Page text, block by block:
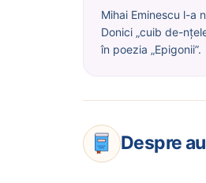
Mihai Eminescu l-a
Donici „cuib de-
în poezia „Epigonii”.
Despre